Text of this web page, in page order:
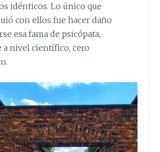
idénticos. Lo único que
con ellos fue hacer daño
esa fama de psicópata,
a nivel científico, cero